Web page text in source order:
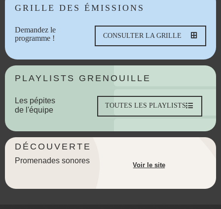
GRILLE DES ÉMISSIONS
Demandez le
programme !
CONSULTER LA GRILLE
PLAYLISTS GRENOUILLE
Les pépites
de l'équipe
TOUTES LES PLAYLISTS
DÉCOUVERTE
Promenades sonores
Voir le site